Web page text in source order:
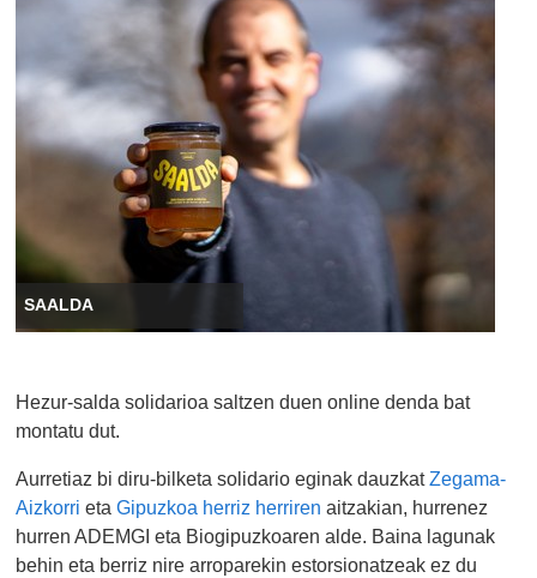
SAALDA
Hezur-salda solidarioa saltzen duen online denda bat
montatu dut.
Aurretiaz bi diru-bilketa solidario eginak dauzkatZegama-
Aizkorri etaGipuzkoa herriz herriren aitzakian, hurrenez
hurren ADEMGI eta Biogipuzkoaren alde. Baina lagunak
behin eta berriz nire arroparekin estorsionatzeak ez du